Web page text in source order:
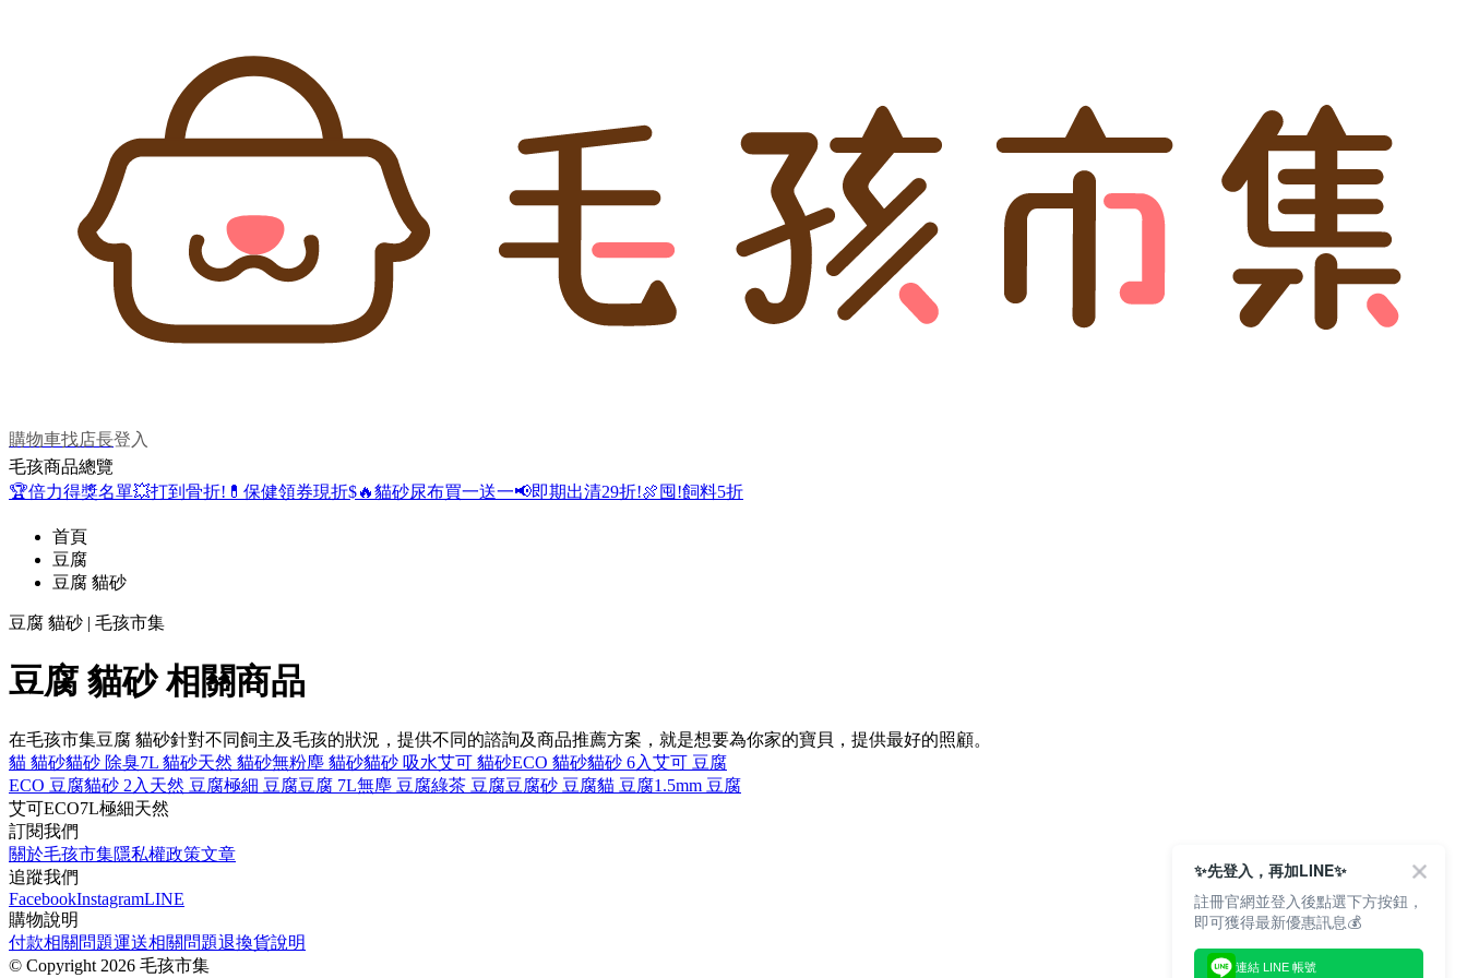
購物車找店長登入
毛孩商品總覽
🏆倍力得獎名單💥打到骨折! 💊保健領券現折$🔥貓砂尿布買一送一📢即期出清29折!🍖囤!飼料5折
首頁
豆腐
豆腐 貓砂
豆腐 貓砂 | 毛孩市集
豆腐 貓砂 相關商品
在毛孩市集豆腐 貓砂針對不同飼主及毛孩的狀況，提供不同的諮詢及商品推薦方案，就是想要為你家的寶貝，提供最好的照顧。
貓 貓砂貓砂 除臭7L 貓砂天然 貓砂無粉塵 貓砂貓砂 吸水艾可 貓砂ECO 貓砂貓砂 6入艾可 豆腐
ECO 豆腐貓砂 2入天然 豆腐極細 豆腐豆腐 7L無塵 豆腐綠茶 豆腐豆腐砂 豆腐貓 豆腐1.5mm 豆腐
艾可ECO7L極細天然
訂閱我們
關於毛孩市集隱私權政策文章
追蹤我們
FacebookInstagramLINE
購物說明
付款相關問題運送相關問題退換貨說明
© Copyright 2026 毛孩市集
✨先登入，再加LINE✨
註冊官網並登入後點選下方按鈕，
即可獲得最新優惠訊息💰
連結 LINE 帳號